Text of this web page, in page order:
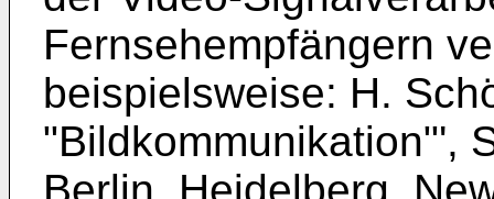
Fernsehempfängern
beispielsweise: H.
"Bildkommunikation"',